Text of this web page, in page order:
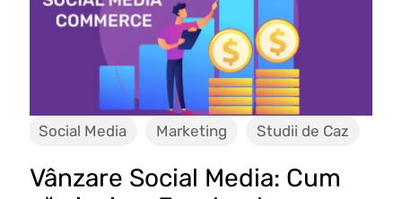
Social Media Marketing Studii de Caz
Vânzare Social Media: Cum